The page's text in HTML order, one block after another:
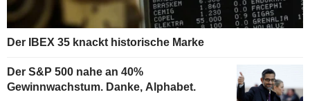
Der IBEX 35 knackt historische Marke
Der S&P 500 nahe an 40%
Gewinnwachstum. Danke, Alphabet.